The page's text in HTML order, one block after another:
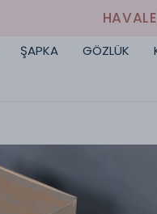
ŞAPKA GÖZLÜK